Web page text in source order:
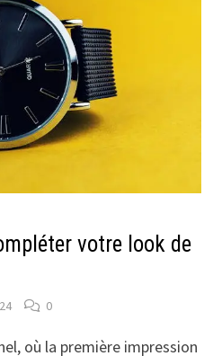
votre look de
0
où la première impression